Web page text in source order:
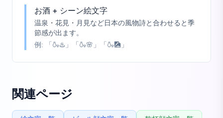
お酒 + シーン絵文字
温泉・花見・月見など日本の風物詩と合わせると季
節感が出ます。
例:
「🍶♨️」「🍶🌸」「🍶🎑」
関連ページ